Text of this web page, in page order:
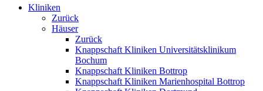
Kliniken
Zurück
Häuser
Zurück
Knappschaft Kliniken Universitätsklinikum
Bochum
Knappschaft Kliniken Bottrop
Knappschaft Kliniken Marienhospital Bottrop